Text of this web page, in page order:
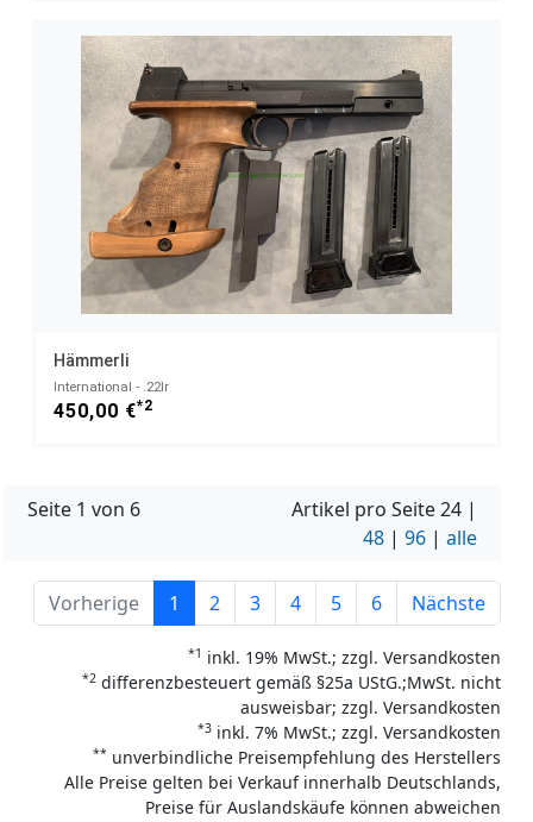
Hämmerli
International - .22lr
450,00 €*2
Seite 1 von 6 Artikel pro Seite24 |
48 | 96 | alle
Vorherige 1 2 3 4 5 6 Nächste
*1 inkl. 19% MwSt.; zzgl. Versandkosten
*2 differenzbesteuert gemäß §25a UStG.;MwSt. nicht
ausweisbar; zzgl. Versandkosten
*3 inkl. 7% MwSt.; zzgl. Versandkosten
** unverbindliche Preisempfehlung des Herstellers
Alle Preise gelten bei Verkauf innerhalb Deutschlands,
Preise für Auslandskäufe können abweichen